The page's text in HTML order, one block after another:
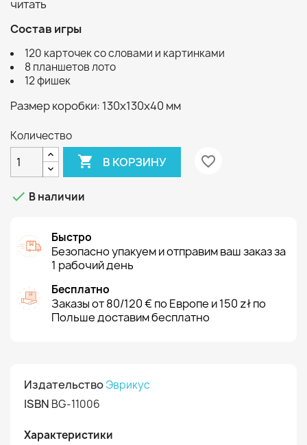
читать
Состав игры
120 карточек со словами и картинками
8 планшетов лото
12 фишек
Размер коробки: 130х130х40 мм
Количество
 В КОРЗИНУ favorite_border
 В наличии
Быстро
Безопасно упакуем и отправим ваш заказ за
1 рабочий день
Бесплатно
Заказы от 80/120 € по Европе и 150 zł по
Польше доставим бесплатно
ИздательствоЭврикус
ISBN BG-11006
Характеристики